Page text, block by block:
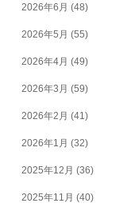
2026年6月 (48)
2026年5月 (55)
2026年4月 (49)
2026年3月 (59)
2026年2月 (41)
2026年1月 (32)
2025年12月 (36)
2025年11月 (40)